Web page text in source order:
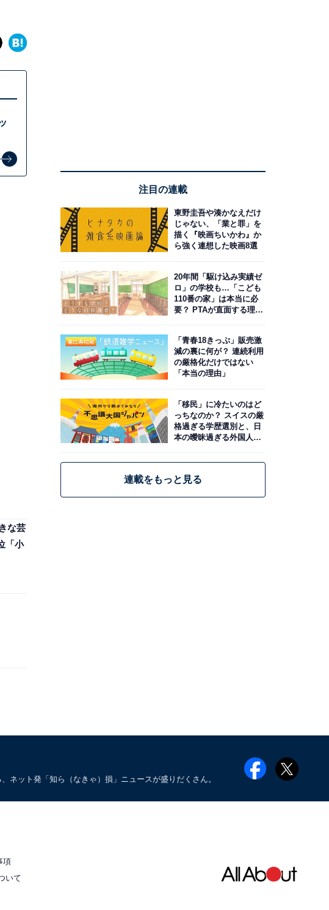
な芸
「小
注目の連載
東野圭吾や湊かなえだけ
じゃない、「業と罪」を
描く『映画ちいかわ』か
ら強く連想した映画8選
20年間「駆け込み実績ゼ
ロ」の学校も…「こども
110番の家」は本当に必
要？ PTAが直面する理想
「青春18きっぷ」販売激
減の裏に何が？ 連続利用
の厳格化だけではない
「本当の理由」
「移民」に冷たいのはど
っちなのか？ スイスの厳
格過ぎる学歴選別と、日
本の曖昧過ぎる外国人政
連載をもっと見る
ネット発「知ら（なきゃ）損」ニュースが盛りだくさん。
項
いて